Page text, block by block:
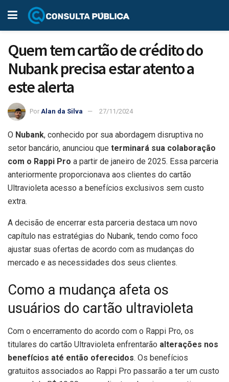
Quem tem cartão de crédito do
Nubank precisa estar atento a
este alerta
Por Alan da Silva 27/11/2024
O Nubank, conhecido por sua abordagem disruptiva no
setor bancário, anunciou que terminará sua colaboração
com o Rappi Pro a partir de janeiro de 2025. Essa parceria
anteriormente proporcionava aos clientes do cartão
Ultravioleta acesso a benefícios exclusivos sem custo
extra.
A decisão de encerrar esta parceria destaca um novo
capítulo nas estratégias do Nubank, tendo como foco
ajustar suas ofertas de acordo com as mudanças do
mercado e as necessidades dos seus clientes.
Como a mudança afeta os
usuários do cartão ultravioleta
Com o encerramento do acordo com o Rappi Pro, os
titulares do cartão Ultravioleta enfrentarão alterações nos
benefícios até então oferecidos. Os benefícios
gratuitos associados ao Rappi Pro passarão a ter um custo